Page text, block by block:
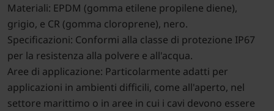
Materiali: EPDM (gomma etilene propilene diene),
grigio, e CR (gomma cloroprene), nero.
Specificazioni: Conformi alla classe di protezione IP67
per la resistenza alla polvere e all'acqua.
Aree di applicazione: Particolarmente adatti per
applicazioni in ambienti difficili, come all'aperto, nel
settore marittimo o in aree in cui i cavi devono essere